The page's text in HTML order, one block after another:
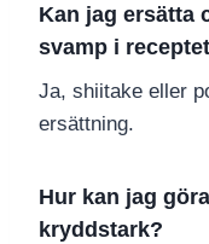
Kan jag ersätta
svamp i
Ja, shiitake eller
ersättning.
Hur kan jag
kryddstark?